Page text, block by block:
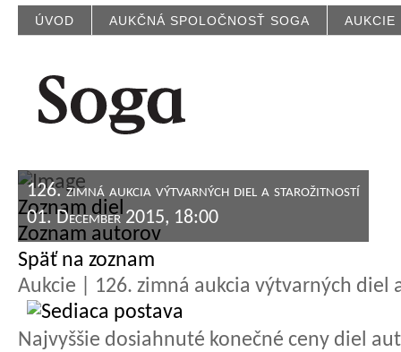
ÚVOD AUKČNÁ SPOLOČNOSŤ SOGA AUKCIE
126. zimná aukcia výtvarných diel a starožitností
01. December 2015, 18:00
Zoznam diel
Zoznam autorov
Späť na zoznam
Aukcie | 126. zimná aukcia výtvarných diel
Najvyššie dosiahnuté konečné ceny diel